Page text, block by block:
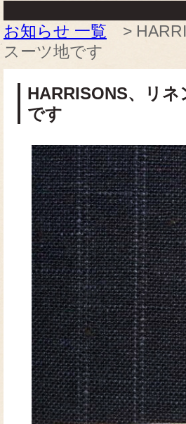
お知らせ 一覧 >
スーツ地です
HARRISONS、リ
です